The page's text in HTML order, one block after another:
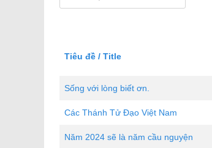
Tiêu đề / Title
Sống với lòng biết ơn.
Các Thánh Tử Đạo Việt Nam
Năm 2024 sẽ là năm cầu nguyện